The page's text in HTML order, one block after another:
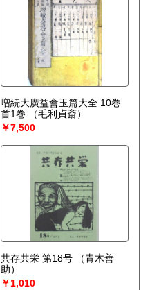
増続大廣益會玉篇大全 10巻
首1巻
（毛利貞斎）
￥7,500
共存共栄 第18号
（青木善
助）
￥1,010